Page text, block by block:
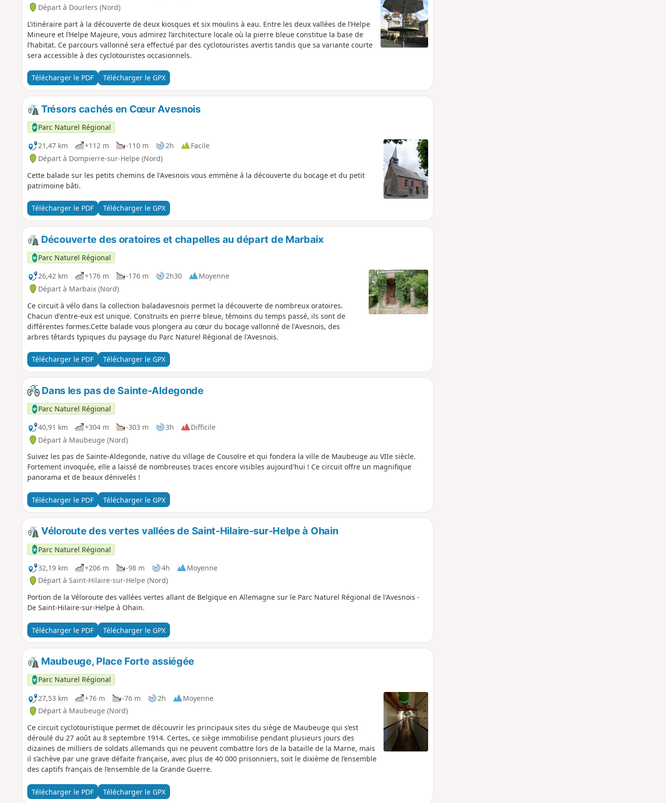
Départ à Dourlers (Nord)
L’itinéraire part à la découverte de deux kiosques et six moulins à eau. Entre les deux vallées de l’Helpe
Mineure et l’Helpe Majeure, vous admirez l’architecture locale où la pierre bleue constitue la base de
l’habitat. Ce parcours vallonné sera effectué par des cyclotouristes avertis tandis que sa variante courte
sera accessible à des cyclotouristes occasionnels.
Télécharger le PDF Télécharger le GPX
Trésors cachés en Cœur Avesnois
Parc Naturel Régional
21,47 km
+112 m -110 m 2h
Facile
Départ à Dompierre-sur-Helpe (Nord)
Cette balade sur les petits chemins de l'Avesnois vous emmène à la découverte du bocage et du petit
patrimoine bâti.
Télécharger le PDF Télécharger le GPX
Découverte des oratoires et chapelles au départ de Marbaix
Parc Naturel Régional
26,42 km
+176 m -176 m 2h30
Moyenne
Départ à Marbaix (Nord)
Ce circuit à vélo dans la collection baladavesnois permet la découverte de nombreux oratoires.
Chacun d'entre-eux est unique. Construits en pierre bleue, témoins du temps passé, ils sont de
différentes formes.Cette balade vous plongera au cœur du bocage vallonné de l'Avesnois, des
arbres têtards typiques du paysage du Parc Naturel Régional de l'Avesnois.
Télécharger le PDF Télécharger le GPX
Dans les pas de Sainte-Aldegonde
Parc Naturel Régional
40,91 km
+304 m -303 m 3h
Difficile
Départ à Maubeuge (Nord)
Suivez les pas de Sainte-Aldegonde, native du village de Cousolre et qui fondera la ville de Maubeuge au VIIe siècle.
Fortement invoquée, elle a laissé de nombreuses traces encore visibles aujourd'hui ! Ce circuit offre un magnifique
panorama et de beaux dénivelés !
Télécharger le PDF Télécharger le GPX
Véloroute des vertes vallées de Saint-Hilaire-sur-Helpe à Ohain
Parc Naturel Régional
32,19 km
+206 m -98 m 4h
Moyenne
Départ à Saint-Hilaire-sur-Helpe (Nord)
Portion de la Véloroute des vallées vertes allant de Belgique en Allemagne sur le Parc Naturel Régional de l'Avesnois -
De Saint-Hilaire-sur-Helpe à Ohain.
Télécharger le PDF Télécharger le GPX
Maubeuge, Place Forte assiégée
Parc Naturel Régional
27,53 km
+76 m -76 m 2h
Moyenne
Départ à Maubeuge (Nord)
Ce circuit cyclotouristique permet de découvrir les principaux sites du siège de Maubeuge qui s’est
déroulé du 27 août au 8 septembre 1914. Certes, ce siège immobilise pendant plusieurs jours des
dizaines de milliers de soldats allemands qui ne peuvent combattre lors de la bataille de la Marne, mais
il s’achève par une grave défaite française, avec plus de 40 000 prisonniers, soit le dixième de l’ensemble
des captifs français de l’ensemble de la Grande Guerre.
Télécharger le PDF Télécharger le GPX